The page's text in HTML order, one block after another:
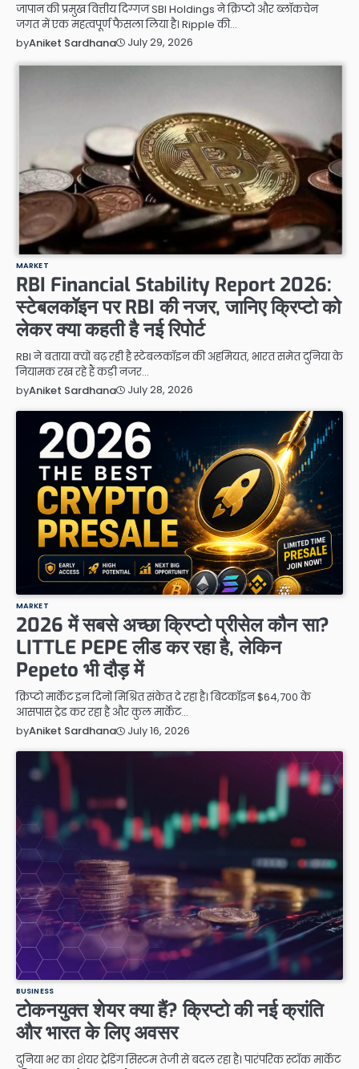
जापान की प्रमुख वित्तीय दिग्गज SBI Holdings ने क्रिप्टो और ब्लॉकचेन
जगत में एक महत्वपूर्ण फैसला लिया है। Ripple की…
byAniket Sardhana July 29, 2026
MARKET
RBI Financial Stability Report 2026:
स्टेबलकॉइन पर RBI की नजर, जानिए क्रिप्टो को
लेकर क्या कहती है नई रिपोर्ट
RBI ने बताया क्यों बढ़ रही है स्टेबलकॉइन की अहमियत, भारत समेत दुनिया के
नियामक रख रहे हैं कड़ी नजर…
byAniket Sardhana July 28, 2026
MARKET
2026 में सबसे अच्छा क्रिप्टो प्रीसेल कौन सा?
LITTLE PEPE लीड कर रहा है, लेकिन
Pepeto भी दौड़ में
क्रिप्टो मार्केट इन दिनों मिश्रित संकेत दे रहा है। बिटकॉइन $64,700 के
आसपास ट्रेड कर रहा है और कुल मार्केट…
byAniket Sardhana July 16, 2026
BUSINESS
टोकनयुक्त शेयर क्या हैं? क्रिप्टो की नई क्रांति
और भारत के लिए अवसर
दुनिया भर का शेयर ट्रेडिंग सिस्टम तेजी से बदल रहा है। पारंपरिक स्टॉक मार्केट